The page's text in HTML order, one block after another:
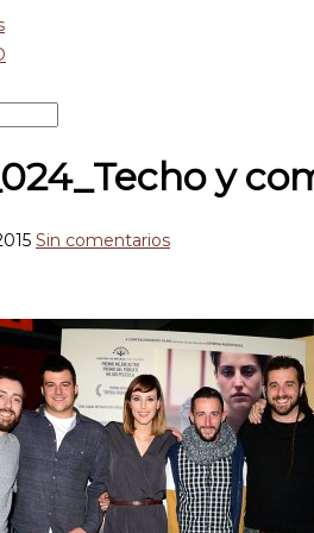
y
Sin comentarios